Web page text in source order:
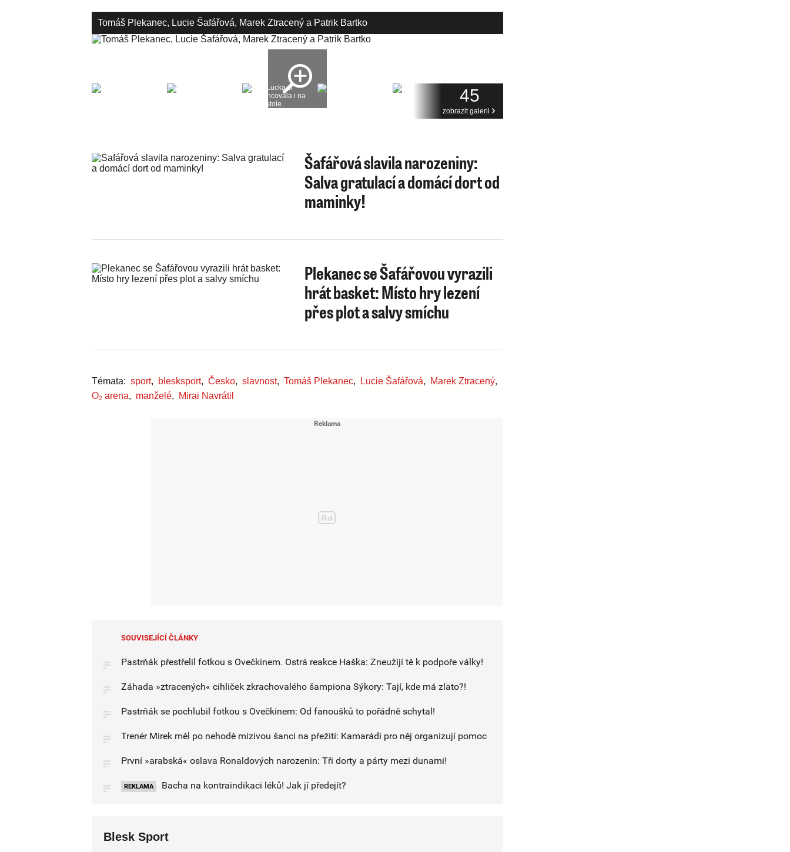
Tomáš Plekanec, Lucie Šafářová, Marek Ztracený a Patrik Bartko
45
zobrazit galerii
Šafářová slavila narozeniny:
Salva gratulací a domácí dort od
maminky!
Plekanec se Šafářovou vyrazili
hrát basket: Místo hry lezení
přes plot a salvy smíchu
Témata: sport, blesksport, Česko, slavnost, Tomáš Plekanec, Lucie Šafářová, Marek Ztracený,
O₂ arena, manželé, Mirai Navrátil
SOUVISEJÍCÍ ČLÁNKY
Pastrňák přestřelil fotkou s Ovečkinem. Ostrá reakce Haška: Zneužijí tě k podpoře války!
Záhada »ztracených« cihliček zkrachovalého šampiona Sýkory: Tají, kde má zlato?!
Pastrňák se pochlubil fotkou s Ovečkinem: Od fanoušků to pořádně schytal!
Trenér Mirek měl po nehodě mizivou šanci na přežití: Kamarádi pro něj organizují pomoc
První »arabská« oslava Ronaldových narozenin: Tři dorty a párty mezi dunami!
REKLAMA Bacha na kontraindikaci léků! Jak jí předejít?
Blesk Sport